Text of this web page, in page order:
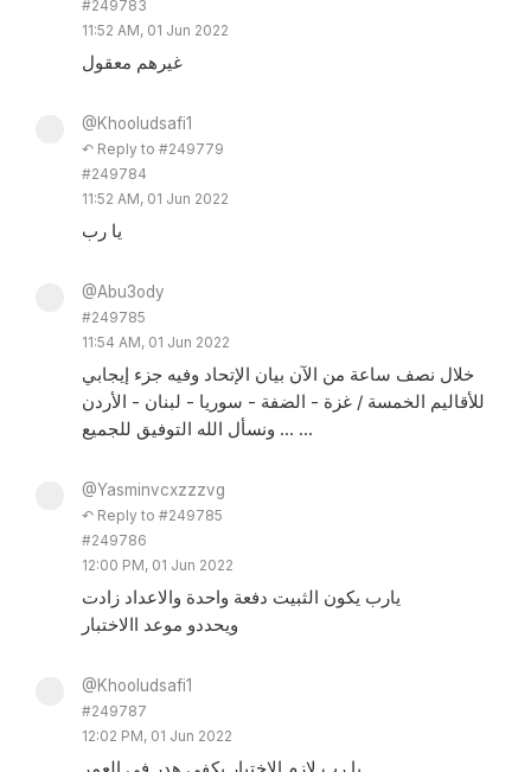
#249783
11:52 AM, 01 Jun 2022
غيرهم معقول
@Khooludsafi1
↶ Reply to #249779
#249784
11:52 AM, 01 Jun 2022
يا رب
@Abu3ody
#249785
11:54 AM, 01 Jun 2022
خلال نصف ساعة من الآن بيان الإتحاد وفيه جزء إيجابي
للأقاليم الخمسة / غزة - الضفة - سوريا - لبنان - الأردن
... ونسأل الله التوفيق للجميع ...
@Yasminvcxzzzvg
↶ Reply to #249785
#249786
12:00 PM, 01 Jun 2022
يارب يكون الثبيت دفعة واحدة والاعداد زادت
ويحددو موعد االاختبار
@Khooludsafi1
#249787
12:02 PM, 01 Jun 2022